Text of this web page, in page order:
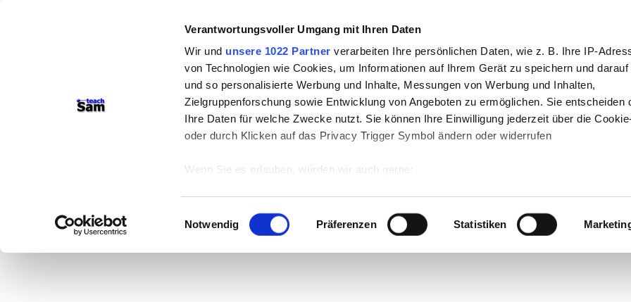
Verantwortungsvoller Umgang mit Ihren Daten
Wir und unsere 1022 Partner verarbeiten Ihre persönlichen Daten, wie z. B. Ihre IP-
von Technologien wie Cookies, um Informationen auf Ihrem Gerät zu speichern und
und so personalisierte Werbung und Inhalte, Messungen von Werbung und Inhalten,
Zielgruppenforschung sowie Entwicklung von Angeboten zu ermöglichen. Sie entscheiden
Ihre Daten für welche Zwecke nutzt. Sie können Ihre Einwilligung jederzeit über die
oder durch Klicken auf das Privacy Trigger Symbol ändern oder widerrufen
Wenn Sie es erlauben, würden wir auch gerne:
Ihr Gerät durch aktives Scannen nach bestimmten Merkmalen (Fingerprinting)
Erfahren Sie mehr darüber, wie Ihre persönlichen Daten verarbeitet werden, und legen Sie
Präferenzen imAbschnitt Einzelheitenfest.
Einwilligungsauswahl
Notwendig Präferenzen Statistiken